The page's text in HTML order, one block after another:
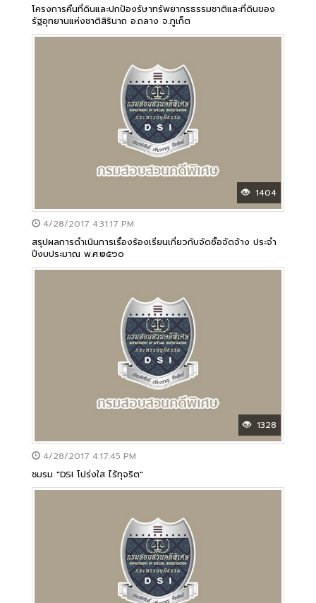
โครงการคืนที่ดินและปกป้องรัษาทรัพยากรธรรมชาติและที่ดินของ
รัฐอุทยานแห่งชาติสิรินาถ อ.ถลาง จ.ภูเก็ต
1404
4/28/2017 4:31:17 PM
สรุปผลการดำเนินการเรื่องร้องเรียนเกี่ยวกับจัดซื้อจัดจ้าง ประจำ
ปีงบประมาณ พ.ศ.๒๕๖๐
1328
4/28/2017 4:17:45 PM
ชมรม "DSI โปร่งใส ไร้ทุจริต"